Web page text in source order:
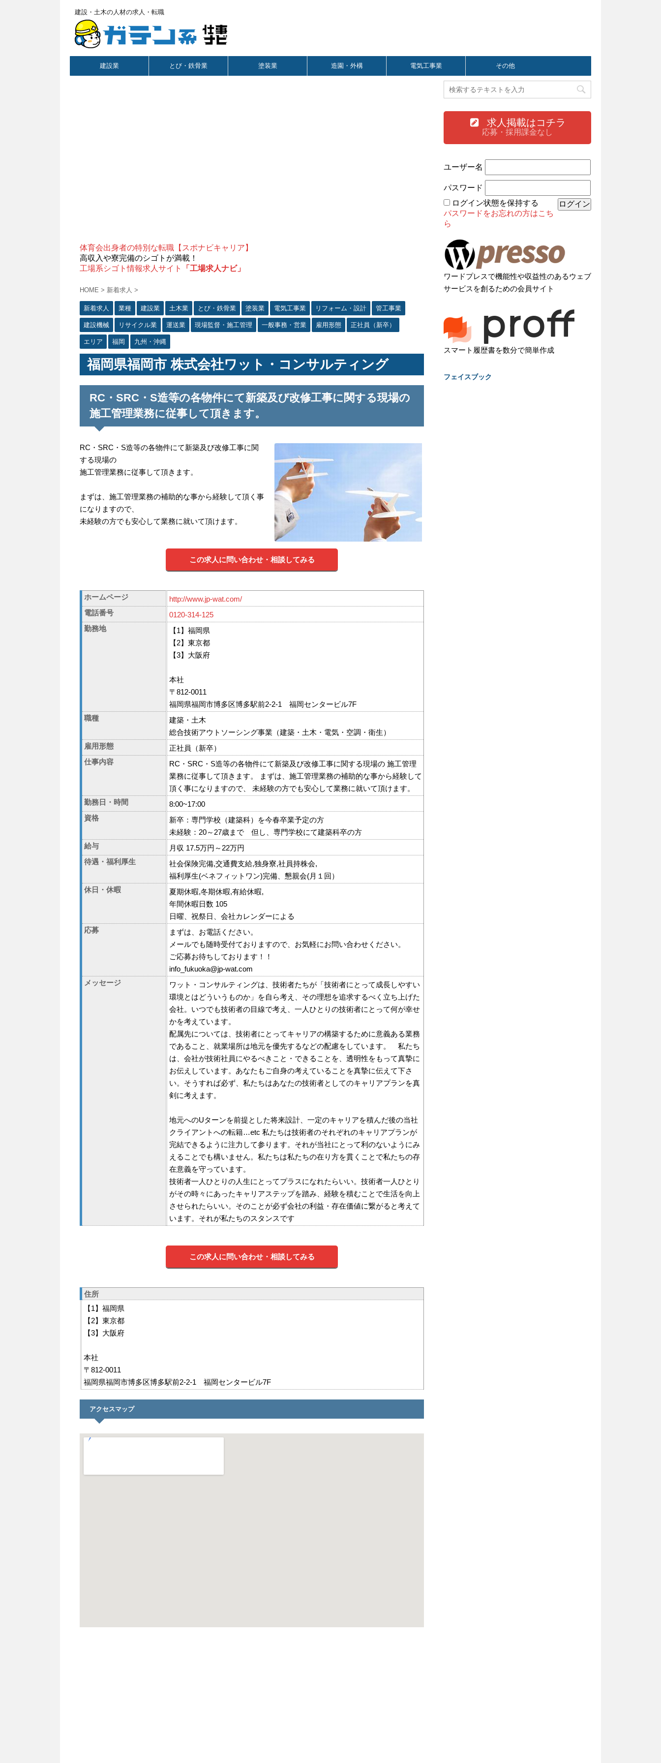
建設・土木の人材の求人・転職
建設業 とび・鉄骨業 塗装業 造園・外構 電気工事業 その他
体育会出身者の特別な転職【スポナビキャリア】
高収入や寮完備のシゴトが満載！
工場系シゴト情報求人サイト
「工場求人ナビ」
HOME > 新着求人 >
新着求人 業種 建設業 土木業 とび・鉄骨業 塗装業 電気工事業 リフォーム・設計 管工事業
建設機械 リサイクル業 運送業 現場監督・施工管理 一般事務・営業 雇用形態 正社員（新卒）
エリア 福岡 九州・沖縄
福岡県福岡市 株式会社ワット・コンサルティング
RC・SRC・S造等の各物件にて新築及び改修工事に関する現場の
施工管理業務に従事して頂きます。
RC・SRC・S造等の各物件にて新築及び改修工事に関
する現場の
施工管理業務に従事して頂きます。
まずは、施工管理業務の補助的な事から経験して頂く事
になりますので、
未経験の方でも安心して業務に就いて頂けます。
この求人に問い合わせ・相談してみる
ホームページ
http://www.jp-wat.com/
電話番号
0120-314-125
勤務地
【1】福岡県
【2】東京都
【3】大阪府
本社
〒812-0011
福岡県福岡市博多区博多駅前2-2-1 福岡センタービル7F
職種
建築・土木
総合技術アウトソーシング事業（建築・土木・電気・空調・衛生）
雇用形態
正社員（新卒）
仕事内容
RC・SRC・S造等の各物件にて新築及び改修工事に関する現場の 施工管理
業務に従事して頂きます。 まずは、施工管理業務の補助的な事から経験して
頂く事になりますので、 未経験の方でも安心して業務に就いて頂けます。
勤務日・時間
8:00~17:00
資格
新卒：専門学校（建築科）を今春卒業予定の方
未経験：20～27歳まで 但し、専門学校にて建築科卒の方
給与
月収 17.5万円～22万円
待遇・福利厚生
社会保険完備,交通費支給,独身寮,社員持株会,
福利厚生(ベネフィットワン)完備、懇親会(月１回）
休日・休暇
夏期休暇,冬期休暇,有給休暇,
年間休暇日数 105
日曜、祝祭日、会社カレンダーによる
応募
まずは、お電話ください。
メールでも随時受付ておりますので、お気軽にお問い合わせください。
ご応募お待ちしております！！
info_fukuoka@jp-wat.com
メッセージ
ワット・コンサルティングは、技術者たちが「技術者にとって成長しやすい
環境とはどういうものか」を自ら考え、その理想を追求するべく立ち上げた
会社。いつでも技術者の目線で考え、一人ひとりの技術者にとって何が幸せ
かを考えています。
配属先については、技術者にとってキャリアの構築するために意義ある業務
であること、就業場所は地元を優先するなどの配慮をしています。 私たち
は、会社が技術社員にやるべきこと・できることを、透明性をもって真摯に
お伝えしています。あなたもご自身の考えていることを真摯に伝えて下さ
い。そうすれば必ず、私たちはあなたの技術者としてのキャリアプランを真
剣に考えます。
地元へのUターンを前提とした将来設計、一定のキャリアを積んだ後の当社
クライアントへの転籍…etc 私たちは技術者のそれぞれのキャリアプランが
完結できるように注力して参ります。それが当社にとって利のないようにみ
えることでも構いません。私たちは私たちの在り方を貫くことで私たちの存
在意義を守っています。
技術者一人ひとりの人生にとってプラスになれたらいい。技術者一人ひとり
がその時々にあったキャリアステップを踏み、経験を積むことで生活を向上
させられたらいい。そのことが必ず会社の利益・存在価値に繋がると考えて
います。それが私たちのスタンスです
この求人に問い合わせ・相談してみる
住所
【1】福岡県
【2】東京都
【3】大阪府
本社
〒812-0011
福岡県福岡市博多区博多駅前2-2-1 福岡センタービル7F
アクセスマップ
求人掲載はコチラ
応募・採用課金なし
ユーザー名
パスワード
ログイン状態を保持する
パスワードをお忘れの方はこち
ら
ワードプレスで機能性や収益性のあるウェブ
サービスを創るための会員サイト
スマート履歴書を数分で簡単作成
フェイスブック